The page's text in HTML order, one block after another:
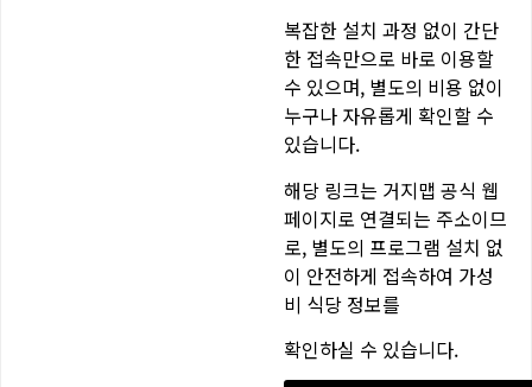
복잡한 설치 과정 없이 간단
한 접속만으로 바로 이용할
수 있으며, 별도의 비용 없이
누구나 자유롭게 확인할 수
있습니다.
해당 링크는 거지맵 공식 웹
페이지로 연결되는 주소이므
로, 별도의 프로그램 설치 없
이 안전하게 접속하여 가성
비 식당 정보를
확인하실 수 있습니다.